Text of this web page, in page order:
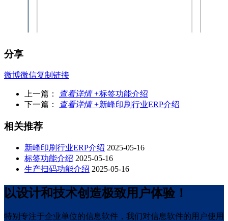
分享
微博微信复制链接
上一篇： 查看详情 +标签功能介绍
下一篇：
查看详情 +新峰印刷行业ERP介绍
相关推荐
新峰印刷行业ERP介绍 2025-05-16
标签功能介绍 2025-05-16
生产扫码功能介绍 2025-05-16
以设计和技术创造极致用户体验！
特别专注于企业单位的信息软件，我们对信息软件的用户使用